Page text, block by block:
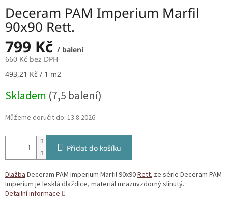
Deceram PAM Imperium Marfil
90x90 Rett.
799 Kč / balení
660 Kč bez DPH
Měrná
493,21 Kč / 1 m2
Skladem (7,5 balení)
Můžeme doručit do: 13.8.2026
Přidat do košíku
DlažbaDeceram PAM Imperium Marfil 90x90Rett. ze série Deceram PAM
Imperium je lesklá dlaždice, materiál mrazuvzdorný slinutý.
Detailní informace